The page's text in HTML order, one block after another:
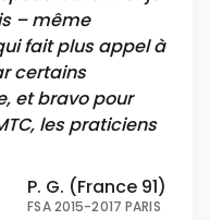
– même
fait plus appel à
certains
et bravo pour
les praticiens
P. G. (France 91)
FSA 2015-2017 PARIS